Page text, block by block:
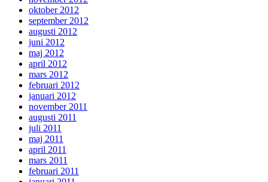
oktober 2012
september 2012
augusti 2012
juni 2012
maj 2012
april 2012
mars 2012
februari 2012
januari 2012
november 2011
augusti 2011
juli 2011
maj 2011
april 2011
mars 2011
februari 2011